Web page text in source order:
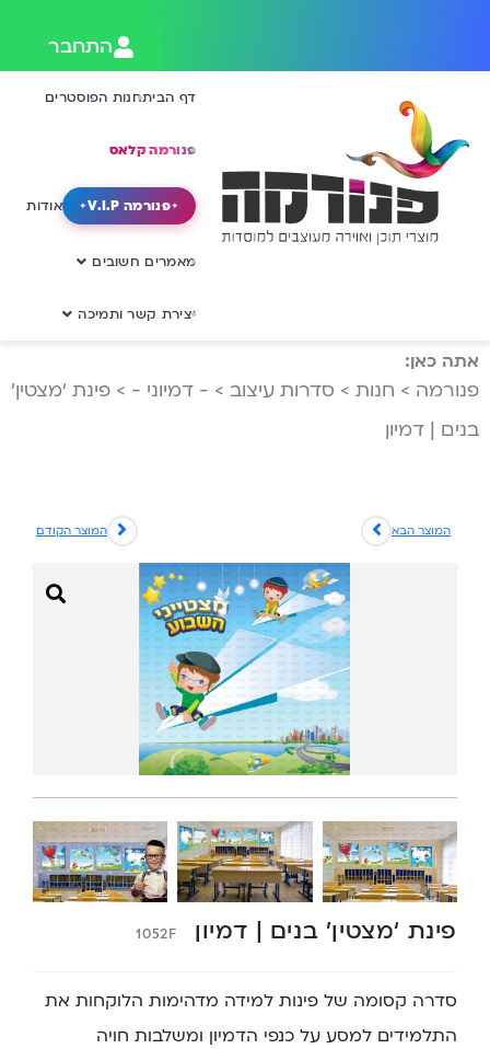
התחבר
דף הביתחנות הפוסטרים
פנורמה קלאס
פנורמה V.I.P אודות
מאמרים חשובים
יצירת קשר ותמיכה
אתה כאן:
פנורמה > חנות > סדרות עיצוב > - דמיוני - > פינת ‘מצטין’
בנים | דמיון
המוצר הקודם המוצר הבא
פינת ‘מצטין’ בנים | דמיון 1052F
סדרה קסומה של פינות למידה מדהימות הלוקחות את
התלמידים למסע על כנפי הדמיון ומשלבות חויה